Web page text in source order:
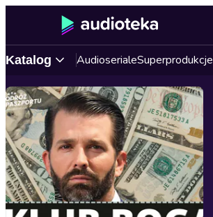
Katalog AudioserialeSuperprodukcje